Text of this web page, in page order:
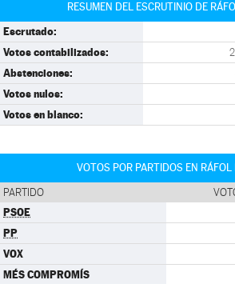
RESUMEN DEL ESCRUTINIO DE
Escrutado:
Votos contabilizados:
Abstenciones:
Votos nulos:
Votos en blanco:
VOTOS POR PARTIDOS EN RÁFOL
PARTIDO
PSOE
PP
VOX
MÉS COMPROMÍS